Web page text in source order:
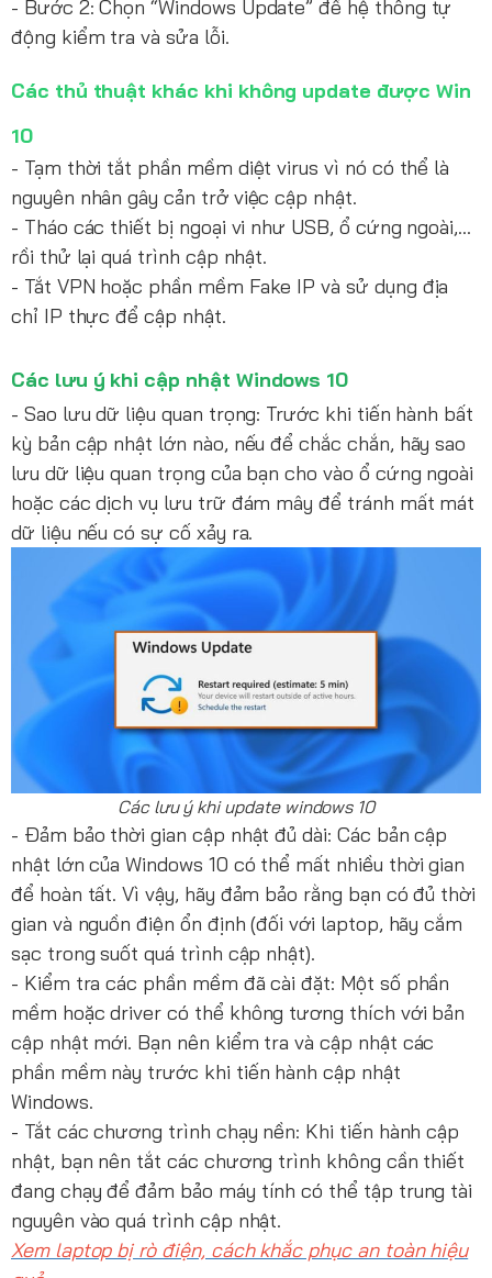
- Bước 2: Chọn “Windows Update” để hệ thống tự
động kiểm tra và sửa lỗi.
Các thủ thuật khác khi không update được Win
10
- Tạm thời tắt phần mềm diệt virus vì nó có thể là
nguyên nhân gây cản trở việc cập nhật.
- Tháo các thiết bị ngoại vi như USB, ổ cứng ngoài,...
rồi thử lại quá trình cập nhật.
- Tắt VPN hoặc phần mềm Fake IP và sử dụng địa
chỉ IP thực để cập nhật.
Các lưu ý khi cập nhật Windows 10
- Sao lưu dữ liệu quan trọng: Trước khi tiến hành bất
kỳ bản cập nhật lớn nào, nếu để chắc chắn, hãy sao
lưu dữ liệu quan trọng của bạn cho vào ổ cứng ngoài
hoặc các dịch vụ lưu trữ đám mây để tránh mất mát
dữ liệu nếu có sự cố xảy ra.
Các lưu ý khi update windows 10
- Đảm bảo thời gian cập nhật đủ dài: Các bản cập
nhật lớn của Windows 10 có thể mất nhiều thời gian
để hoàn tất. Vì vậy, hãy đảm bảo rằng bạn có đủ thời
gian và nguồn điện ổn định (đối với laptop, hãy cắm
sạc trong suốt quá trình cập nhật).
- Kiểm tra các phần mềm đã cài đặt: Một số phần
mềm hoặc driver có thể không tương thích với bản
cập nhật mới. Bạn nên kiểm tra và cập nhật các
phần mềm này trước khi tiến hành cập nhật
Windows.
- Tắt các chương trình chạy nền: Khi tiến hành cập
nhật, bạn nên tắt các chương trình không cần thiết
đang chạy để đảm bảo máy tính có thể tập trung tài
nguyên vào quá trình cập nhật.
Xem laptop bị rò điện, cách khắc phục an toàn hiệu